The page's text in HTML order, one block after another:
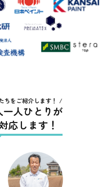
ちをご紹介します！
一人ひとりが
応します！